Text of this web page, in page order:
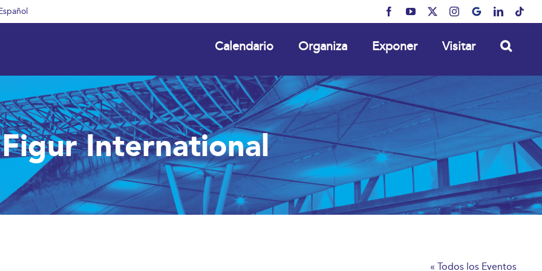
FacebookYouTube Instagram
MyBusinessLinkedIn
Calendario Organiza Exponer Visitar
Figur International
« Todos los Eventos